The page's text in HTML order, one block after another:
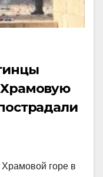
Храмовую
горе в